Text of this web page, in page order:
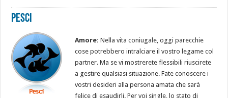
Pesci
Amore: Nella vita coniugale, oggi parecchie
cose potrebbero intralciare il vostro legame col
partner. Ma se vi mostrerete flessibili riuscirete
a gestire qualsiasi situazione. Fate conoscere i
vostri desideri alla persona amata che sarà
felice di esaudirli. Per voi single, lo stato di